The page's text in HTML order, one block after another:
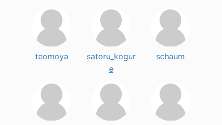
teomoya
satoru_kogur
e
schaum